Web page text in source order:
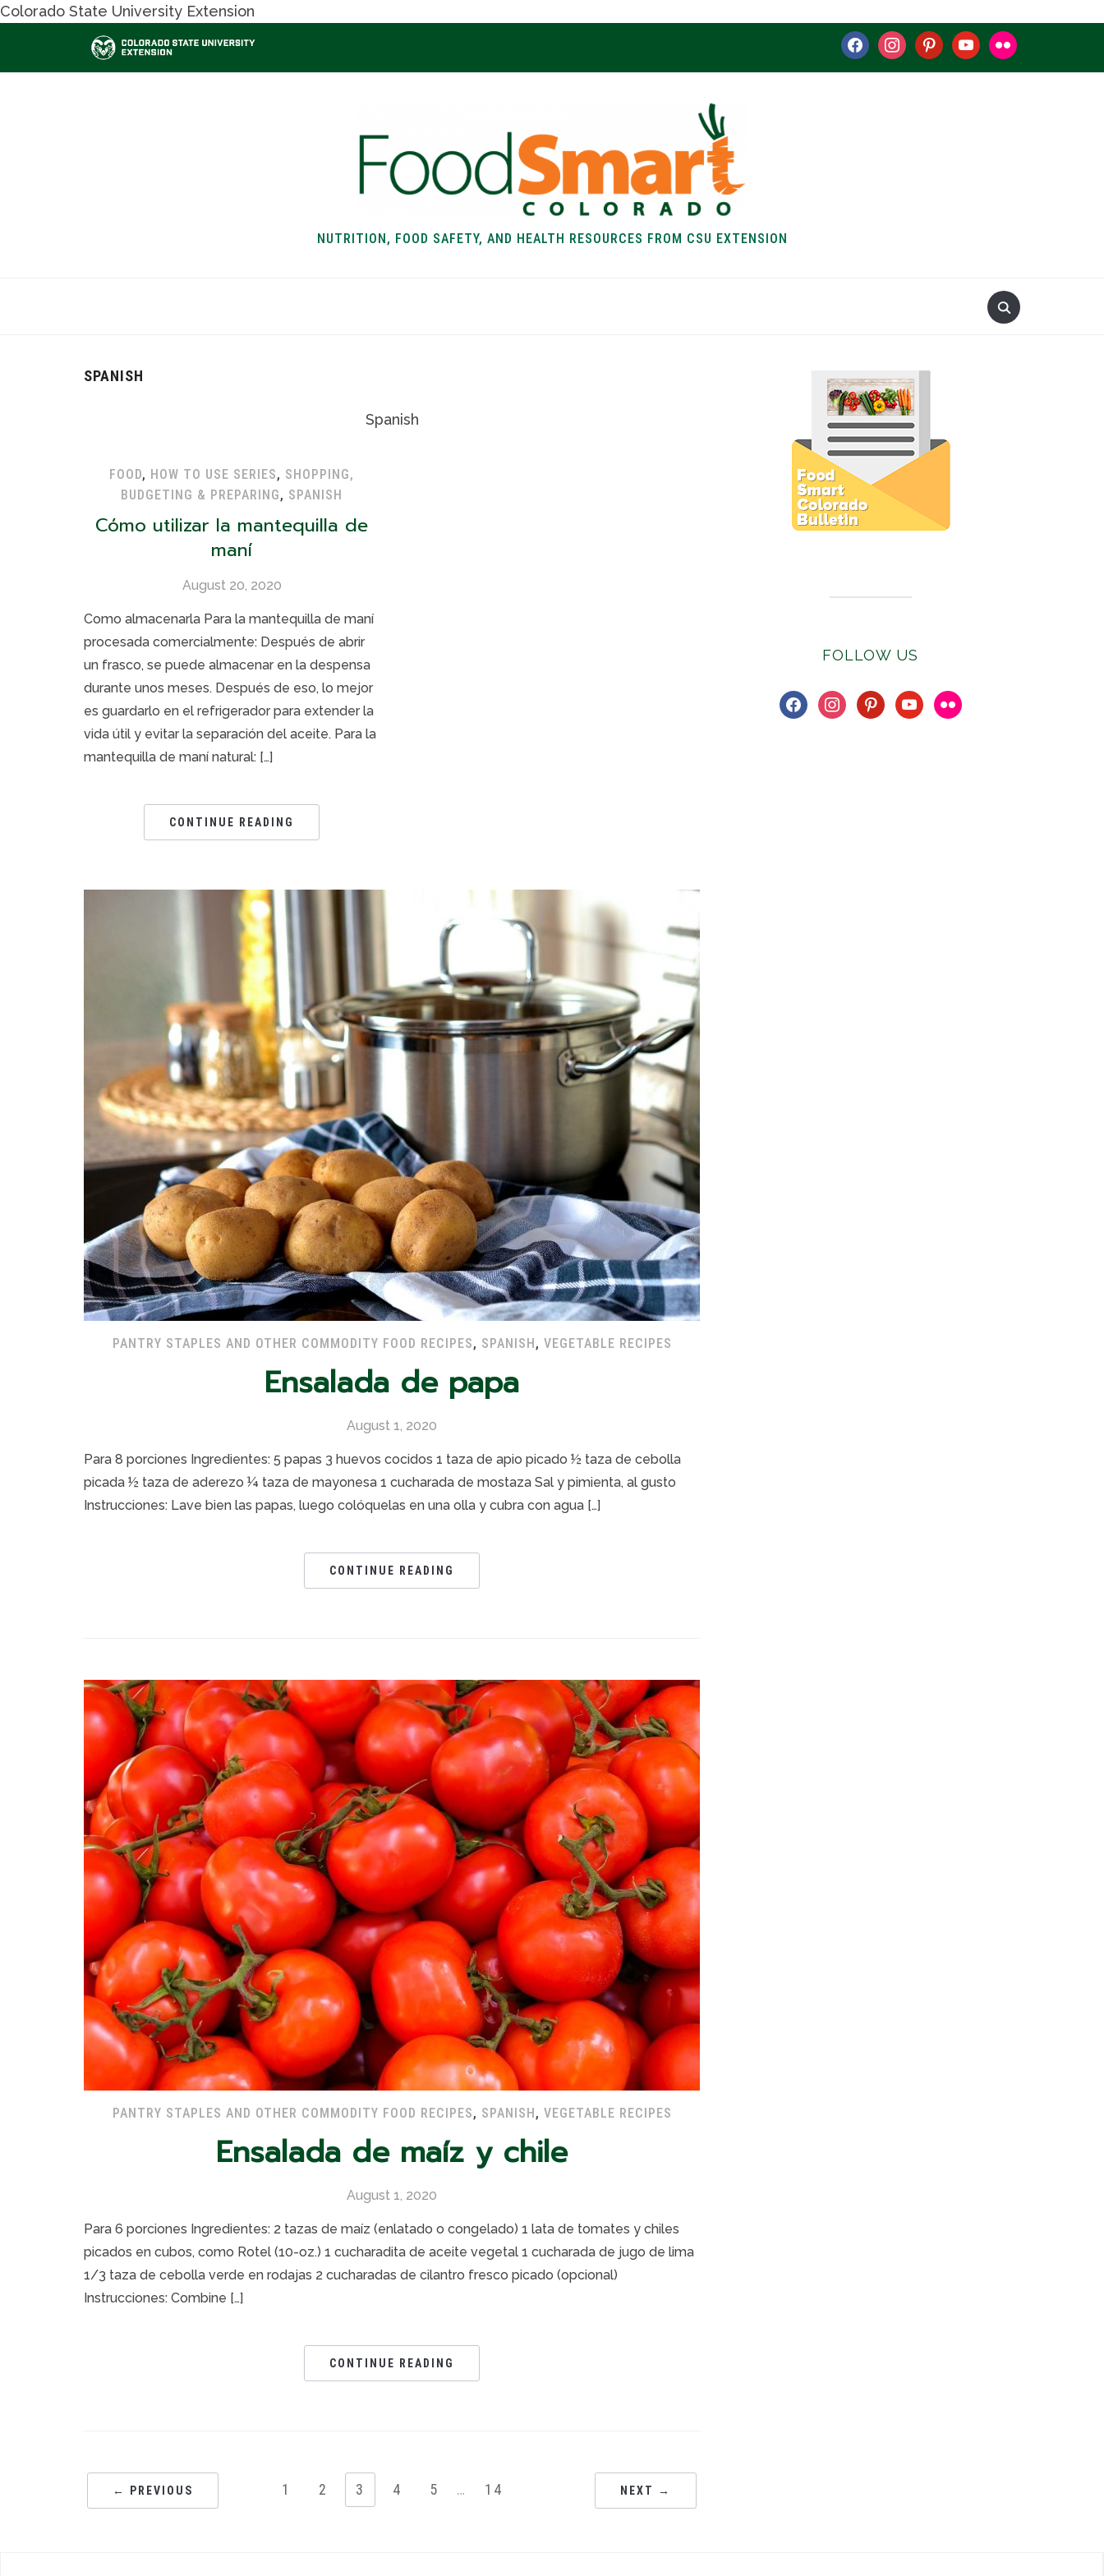
Colorado State University Extension
facebookinstagrampinterestyoutubeflickr
NUTRITION, FOOD SAFETY, AND HEALTH RESOURCES FROM CSU EXTENSION
SPANISH
Spanish
FOOD, HOW TO USE SERIES, SHOPPING,
BUDGETING & PREPARING, SPANISH
Cómo utilizar la mantequilla de
maní
August 20, 2020
Como almacenarla Para la mantequilla de maní
procesada comercialmente: Después de abrir
un frasco, se puede almacenar en la despensa
durante unos meses. Después de eso, lo mejor
es guardarlo en el refrigerador para extender la
vida útil y evitar la separación del aceite. Para la
mantequilla de maní natural: […]
CONTINUE READING
PANTRY STAPLES AND OTHER COMMODITY FOOD RECIPES, SPANISH, VEGETABLE RECIPES
Ensalada de papa
August 1, 2020
Para 8 porciones Ingredientes: 5 papas 3 huevos cocidos 1 taza de apio picado ½ taza de cebolla
picada ½ taza de aderezo ¼ taza de mayonesa 1 cucharada de mostaza Sal y pimienta, al gusto
Instrucciones: Lave bien las papas, luego colóquelas en una olla y cubra con agua […]
CONTINUE READING
PANTRY STAPLES AND OTHER COMMODITY FOOD RECIPES, SPANISH, VEGETABLE RECIPES
Ensalada de maíz y chile
August 1, 2020
Para 6 porciones Ingredientes: 2 tazas de maíz (enlatado o congelado) 1 lata de tomates y chiles
picados en cubos, como Rotel (10-oz.) 1 cucharadita de aceite vegetal 1 cucharada de jugo de lima
1/3 taza de cebolla verde en rodajas 2 cucharadas de cilantro fresco picado (opcional)
Instrucciones: Combine […]
CONTINUE READING
← PREVIOUS 1 2 3 4 5 … 14 NEXT →
FOLLOW US
facebookinstagrampinterestyoutube
flickr